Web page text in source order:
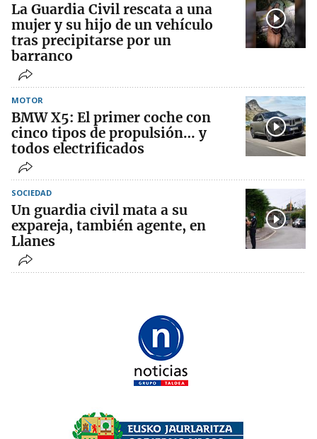
La Guardia Civil rescata a una
mujer y su hijo de un vehículo
tras precipitarse por un
barranco
MOTOR
BMW X5: El primer coche con
cinco tipos de propulsión… y
todos electrificados
SOCIEDAD
Un guardia civil mata a su
expareja, también agente, en
Llanes